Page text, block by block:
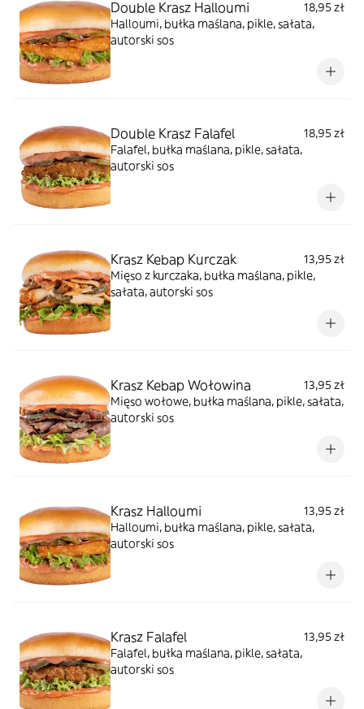
Double Krasz Halloumi
18,95 zł
Halloumi, bułka maślana, pikle, sałata,
autorski sos
Double Krasz Falafel
18,95 zł
Falafel, bułka maślana, pikle, sałata,
autorski sos
Krasz Kebap Kurczak
13,95 zł
Mięso z kurczaka, bułka maślana, pikle,
sałata, autorski sos
Krasz Kebap Wołowina
13,95 zł
Mięso wołowe, bułka maślana, pikle, sałata,
autorski sos
Krasz Halloumi
13,95 zł
Halloumi, bułka maślana, pikle, sałata,
autorski sos
Krasz Falafel
13,95 zł
Falafel, bułka maślana, pikle, sałata,
autorski sos